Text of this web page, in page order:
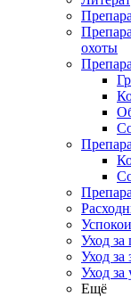
охоты
Уход за
Уход за
Уход
Ещё